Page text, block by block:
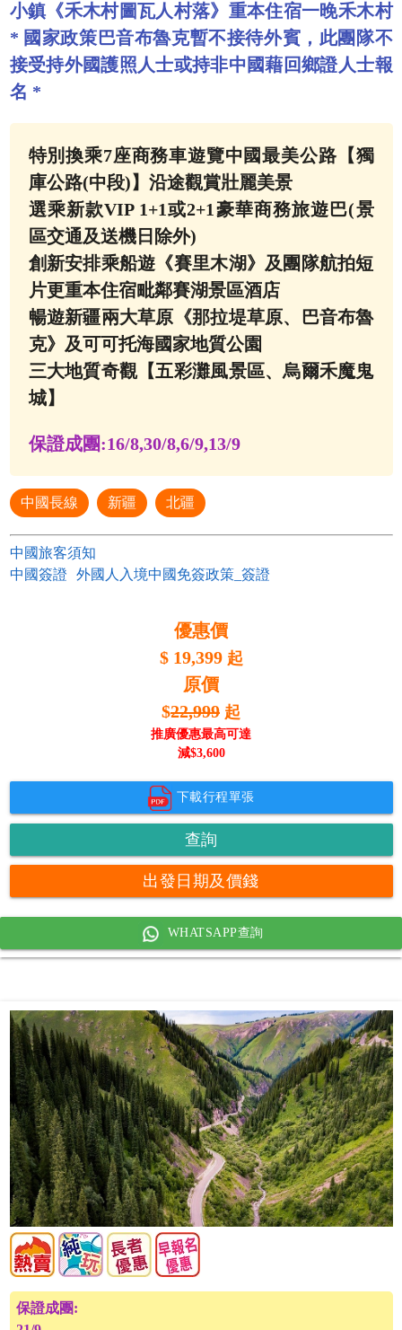
小鎮《禾木村圖瓦人村落》重本住宿一晚禾木村
* 國家政策巴音布魯克暫不接待外賓，此團隊不
接受持外國護照人士或持非中國藉回鄉證人士報
名 *
特別換乘7座商務車遊覽中國最美公路【獨
庫公路(中段)】沿途觀賞壯麗美景
選乘新款VIP 1+1或2+1豪華商務旅遊巴(景
區交通及送機日除外)
創新安排乘船遊《賽里木湖》及團隊航拍短
片更重本住宿毗鄰賽湖景區酒店
暢遊新疆兩大草原《那拉堤草原、巴音布魯
克》及可可托海國家地質公園
三大地質奇觀【五彩灘風景區、烏爾禾魔鬼
城】
保證成團:16/8,30/8,6/9,13/9
中國長線 新疆 北疆
中國旅客須知
中國簽證
外國人入境中國免簽政策_簽證
優惠價
$ 19,399 起
原價
$22,999 起
推廣優惠最高可達
減$3,600
下載行程單張
查詢
出發日期及價錢
WHATSAPP查詢
保證成團: